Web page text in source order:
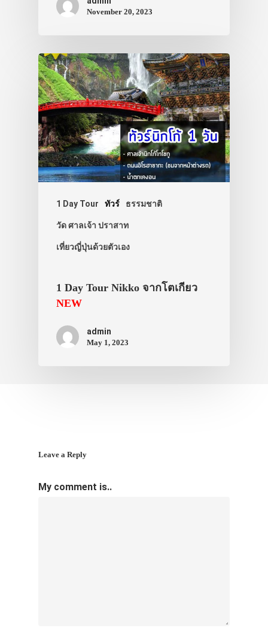
November 20, 2023
1 Day Tour ทัวร์ ธรรมชาติ
วัด ศาลเจ้า ปราสาท
เที่ยวญี่ปุ่นด้วยตัวเอง
1 Day Tour Nikko จากโตเกียว
NEW
admin
May 1, 2023
Leave a Reply
My comment is..
ประเทศญี่ปุ่น
เที่ยวญี่ปุ่นด้ว
เอง
รถบัส
เดินทาง
ทัวร์
VIDEO